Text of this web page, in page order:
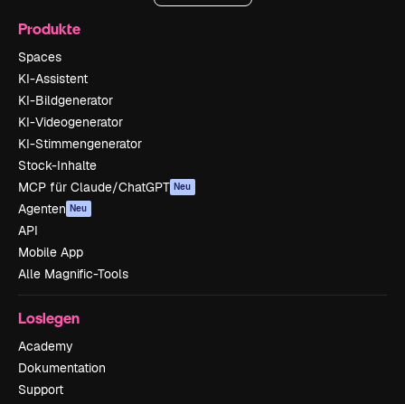
Produkte
Spaces
KI-Assistent
KI-Bildgenerator
KI-Videogenerator
KI-Stimmengenerator
Stock-Inhalte
MCP für Claude/ChatGPT Neu
Agenten Neu
API
Mobile App
Alle Magnific-Tools
Loslegen
Academy
Dokumentation
Support